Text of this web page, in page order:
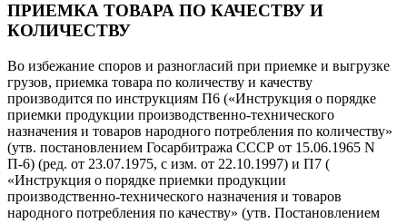
ПРИЕМКА ТОВАРА ПО КАЧЕСТВУ И
КОЛИЧЕСТВУ
Во избежание споров и разногласий при приемке и выгрузке
грузов, приемка товара по количеству и качеству
производится по инструкциям П6 («Инструкция о порядке
приемки продукции производственно-технического
назначения и товаров народного потребления по количеству»
(утв. постановлением Госарбитража СССР от 15.06.1965 N
П-6) (ред. от 23.07.1975, с изм. от 22.10.1997) и П7 (
«Инструкция о порядке приемки продукции
производственно-технического назначения и товаров
народного потребления по качеству» (утв. Постановлением